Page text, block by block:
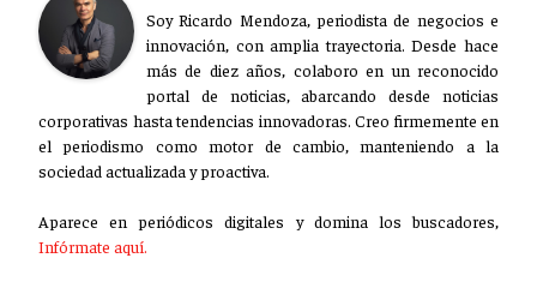
Soy Ricardo Mendoza, periodista de negocios e
innovación, con amplia trayectoria. Desde hace
más de diez años, colaboro en un reconocido
portal de noticias, abarcando desde noticias
corporativas hasta tendencias innovadoras. Creo firmemente en
el periodismo como motor de cambio, manteniendo a la
sociedad actualizada y proactiva.
Aparece en periódicos digitales y domina los buscadores,
Infórmate aquí.